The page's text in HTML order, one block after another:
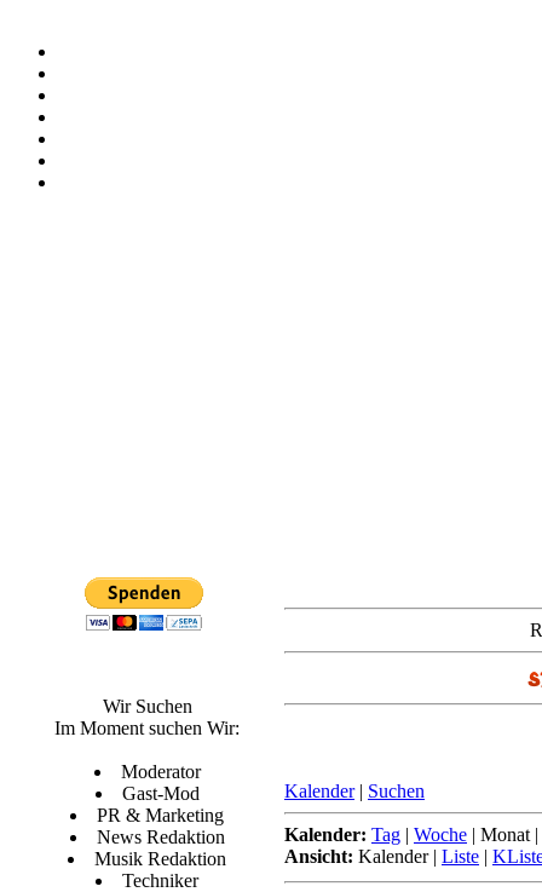
Wir Suchen
Im Moment suchen Wir:
Moderator
Gast-Mod
PR & Marketing
News Redaktion
Musik Redaktion
Techniker
Kalender | Suchen
Kalender: Tag | Woche | Monat |
Ansicht: Kalender| Liste |